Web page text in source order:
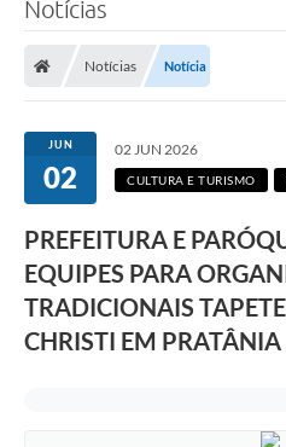
Notícias
Notícias Notícia
JUN
02
02 JUN 2026
CULTURA E TURISMO
PREFEITURA E
EQUIPES PARA
TRADICIONAIS
CHRISTI EM PRATÂNIA